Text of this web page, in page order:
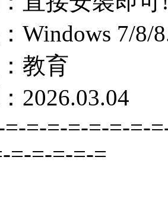
Windows 7/8/
教育
2026.03.04
=-=-=-=-=-=-
=-=-=-=-=